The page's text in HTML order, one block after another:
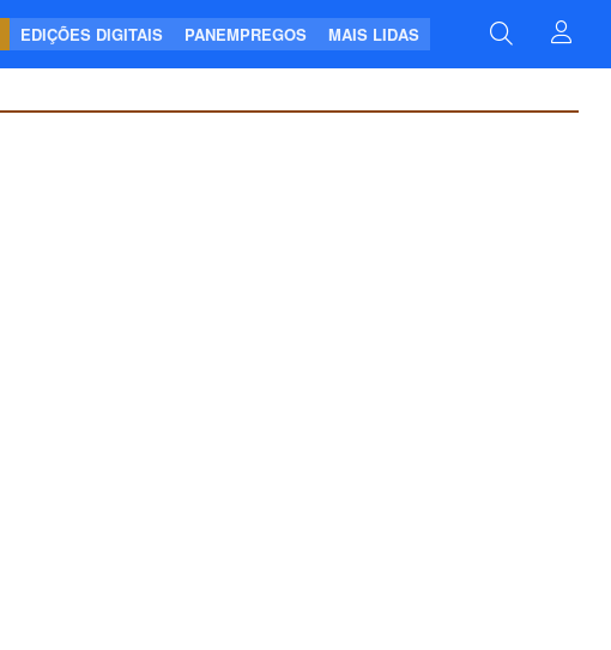
EDIÇÕES DIGITAIS PANEMPREGOS MAIS LIDAS